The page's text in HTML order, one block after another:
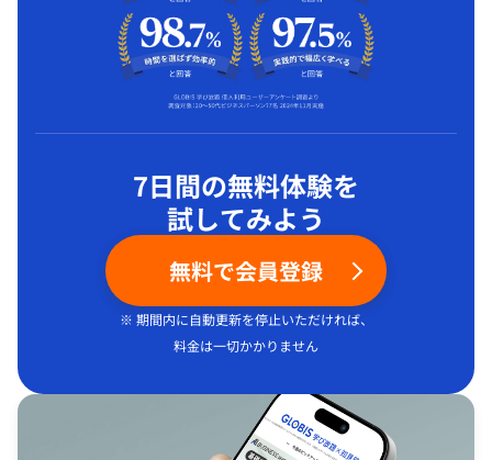
7日間の無料体験を
試してみよう
無料で会員登録
※ 期間内に自動更新を停止いただければ、
料金は一切かかりません